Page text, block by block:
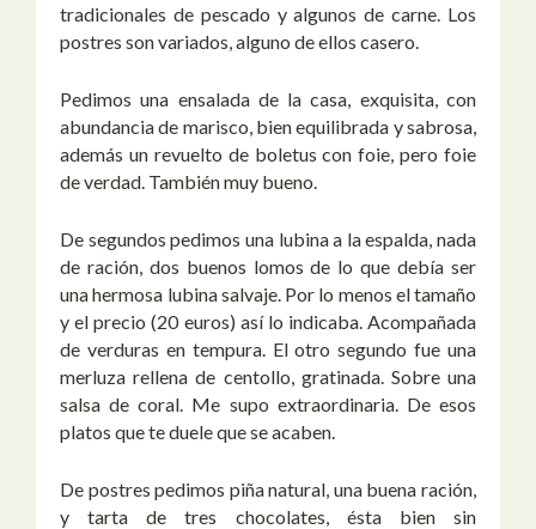
tradicionales de pescado y algunos de carne. Los
postres son variados, alguno de ellos casero.
Pedimos una ensalada de la casa, exquisita, con
abundancia de marisco, bien equilibrada y sabrosa,
además un revuelto de boletus con foie, pero foie
de verdad. También muy bueno.
De segundos pedimos una lubina a la espalda, nada
de ración, dos buenos lomos de lo que debía ser
una hermosa lubina salvaje. Por lo menos el tamaño
y el precio (20 euros) así lo indicaba. Acompañada
de verduras en tempura. El otro segundo fue una
merluza rellena de centollo, gratinada. Sobre una
salsa de coral. Me supo extraordinaria. De esos
platos que te duele que se acaben.
De postres pedimos piña natural, una buena ración,
y tarta de tres chocolates, ésta bien sin